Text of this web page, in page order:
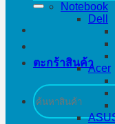
ตะกร้าสินค้า
ค้นหา:
Notebook
Dell
Acer